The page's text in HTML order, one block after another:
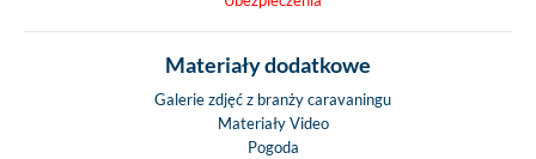
Materiały dodatkowe
Galerie zdjęć z branży caravaningu
Materiały Video
Pogoda